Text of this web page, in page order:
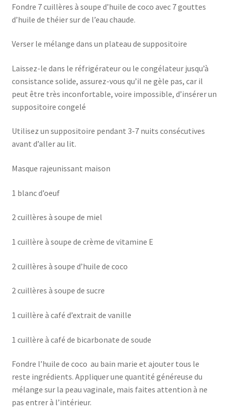
Fondre 7 cuillères à soupe d’huile de coco avec 7 gouttes
d’huile de théier sur de l’eau chaude.
Verser le mélange dans un plateau de suppositoire
Laissez-le dans le réfrigérateur ou le congélateur jusqu’à
consistance solide, assurez-vous qu’il ne gèle pas, car il
peut être très inconfortable, voire impossible, d’insérer un
suppositoire congelé
Utilisez un suppositoire pendant 3-7 nuits consécutives
avant d’aller au lit.
Masque rajeunissant maison
1 blanc d’oeuf
2 cuillères à soupe de miel
1 cuillère à soupe de crème de vitamine E
2 cuillères à soupe d’huile de coco
2 cuillères à soupe de sucre
1 cuillère à café d’extrait de vanille
1 cuillère à café de bicarbonate de soude
Fondre l’huile de coco au bain marie et ajouter tous le
reste ingrédients. Appliquer une quantité généreuse du
mélange sur la peau vaginale, mais faites attention à ne
pas entrer à l’intérieur.